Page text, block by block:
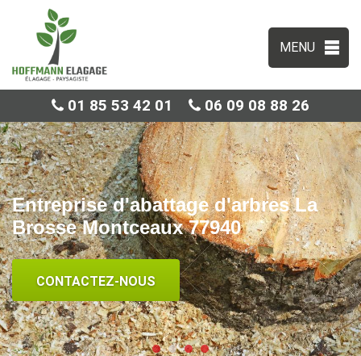
MENU
01 85 53 42 01 06 09 08 88 26
Entreprise d'abattage d'arbres La
Brosse Montceaux 77940
CONTACTEZ-NOUS